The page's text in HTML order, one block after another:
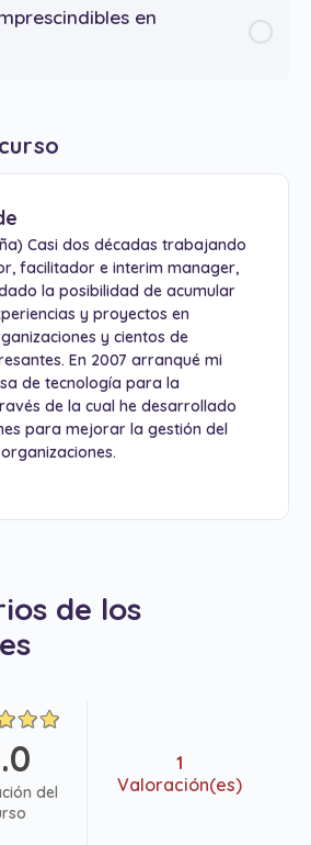
en
Casi dos décadas trabajando
facilitador e interim manager,
la posibilidad de acumular
y proyectos en
y cientos de
En 2007 arranqué mi
de tecnología para la
de la cual he desarrollado
para mejorar la gestión del
de los
del
1
Valoración(es)